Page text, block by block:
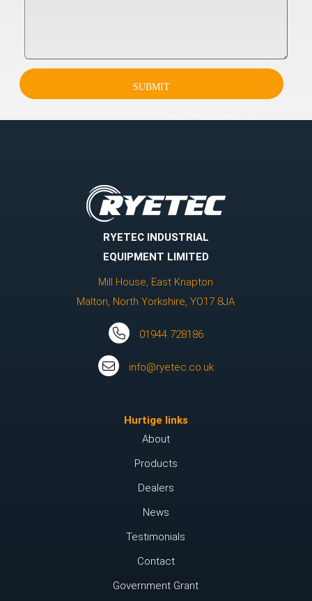
SUBMIT
RYETEC INDUSTRIAL
EQUIPMENT LIMITED
Mill House, East Knapton
Malton, North Yorkshire, YO17 8JA
01944 728186
info@ryetec.co.uk
Hurtige links
About
Products
Dealers
News
Testimonials
Contact
Government Grant